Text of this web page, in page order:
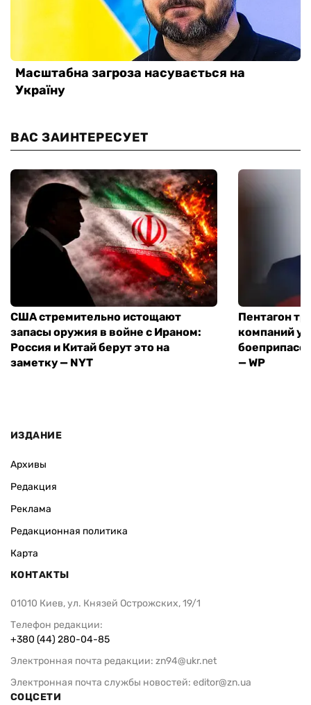
ВАС ЗАИНТЕРЕСУЕТ
США стремительно истощают
запасы оружия в войне с Ираном:
Россия и Китай берут это на
заметку — NYT
Пентагон
компаний
— WP
ИЗДАНИЕ
Архивы
Редакция
Реклама
Редакционная политика
Карта
КОНТАКТЫ
01010 Киев, ул. Князей Острожских, 19/1
Телефон редакции:
+380 (44) 280-04-85
Электронная почта редакции: zn94@ukr.net
Электронная почта службы новостей: editor@zn.ua
СОЦСЕТИ